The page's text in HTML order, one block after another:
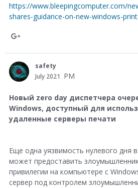
https://www.bleepingcomputer.com/
shares-guidance-on-new-windows-
a
o
G
o
o
safety
July 2021 PM
Новый zero day диспетчера
Windows, доступный для
удаленные серверы печати
Еще одна уязвимость нулевого дня
может предоставить
привилегии на компьютере с
сервер под контролем